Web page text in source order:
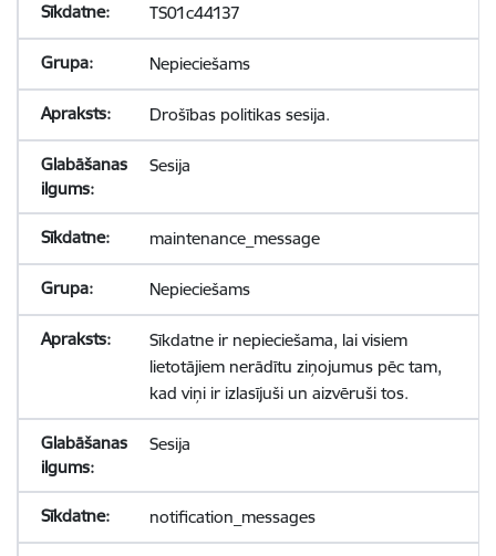
TS01c44137
Nepieciešams
Drošības politikas sesija.
Sesija
maintenance_message
Nepieciešams
Sīkdatne ir nepieciešama, lai visiem
lietotājiem nerādītu ziņojumus pēc tam,
kad viņi ir izlasījuši un aizvēruši tos.
Sesija
notification_messages